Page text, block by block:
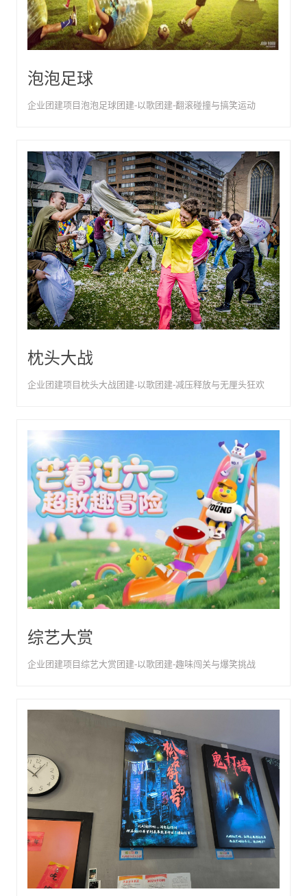
泡泡足球
企业团建项目泡泡足球团建-以歌团建-翻滚碰撞与搞笑运动
枕头大战
企业团建项目枕头大战团建-以歌团建-减压释放与无厘头狂欢
综艺大赏
企业团建项目综艺大赏团建-以歌团建-趣味闯关与爆笑挑战